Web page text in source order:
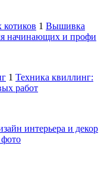
1 Вышивка
начинающих и профи
1 Техника квиллинг:
работ
интерьера и декор